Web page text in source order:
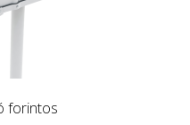
forintos